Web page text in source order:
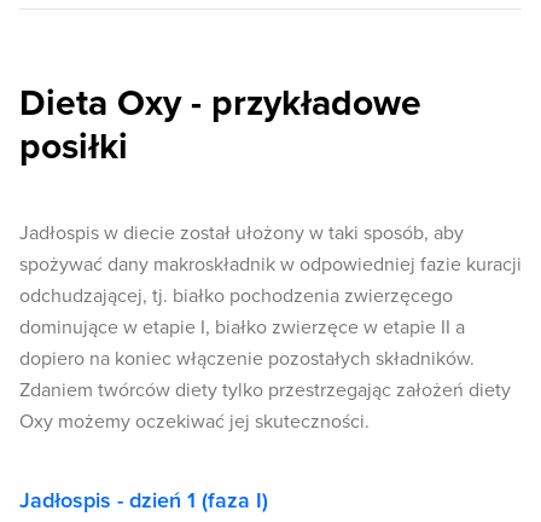
Dieta Oxy - przykładowe
posiłki
Jadłospis w diecie został ułożony w taki sposób, aby
spożywać dany makroskładnik w odpowiedniej fazie kuracji
odchudzającej, tj. białko pochodzenia zwierzęcego
dominujące w etapie I, białko zwierzęce w etapie II a
dopiero na koniec włączenie pozostałych składników.
Zdaniem twórców diety tylko przestrzegając założeń diety
Oxy możemy oczekiwać jej skuteczności.
Jadłospis - dzień 1 (faza I)